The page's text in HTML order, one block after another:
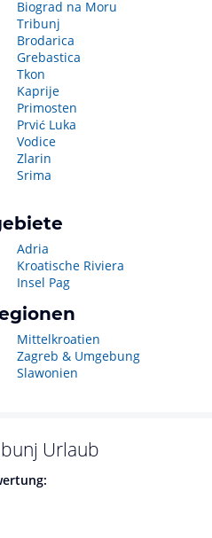
Biograd na Moru
Tribunj
Brodarica
Grebastica
Tkon
Kaprije
Primosten
Prvić Luka
Vodice
Zlarin
Srima
Adria
Kroatische Riviera
Insel Pag
Mittelkroatien
Zagreb & Umgebung
Slawonien
Urlaub